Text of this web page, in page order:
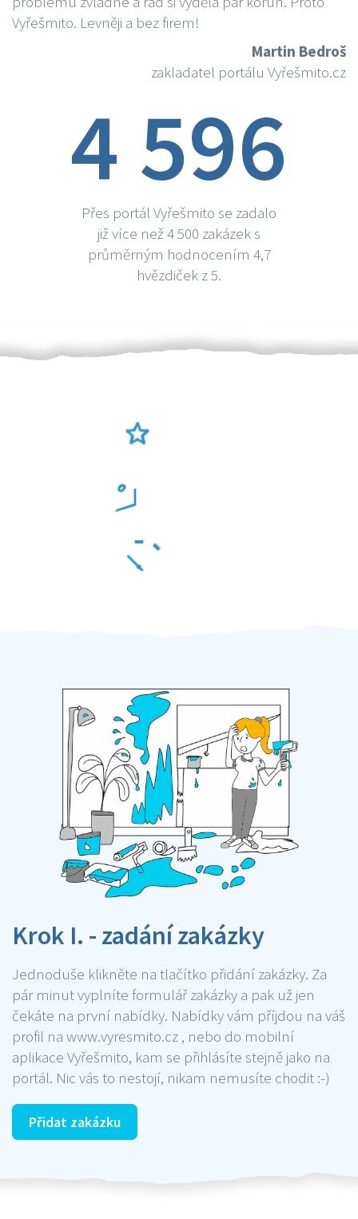
Vyřešmito. Levněji a bez firem!
Martin Bedroš
zakladatel portálu Vyřešmito.cz
4 596
Přes portál Vyřešmito se zadalo
již více než 4 500 zakázek s
průměrným hodnocením 4,7
hvězdiček z 5.
Krok I. - zadání zakázky
Jednoduše klikněte na tlačítko přidání zakázky. Za
pár minut vyplníte formulář zakázky a pak už jen
čekáte na první nabídky. Nabídky vám příjdou na váš
profil na www.vyresmito.cz , nebo do mobilní
aplikace Vyřešmito, kam se přihlásíte stejně jako na
portál. Nic vás to nestojí, nikam nemusíte chodit :-)
Přidat zakázku